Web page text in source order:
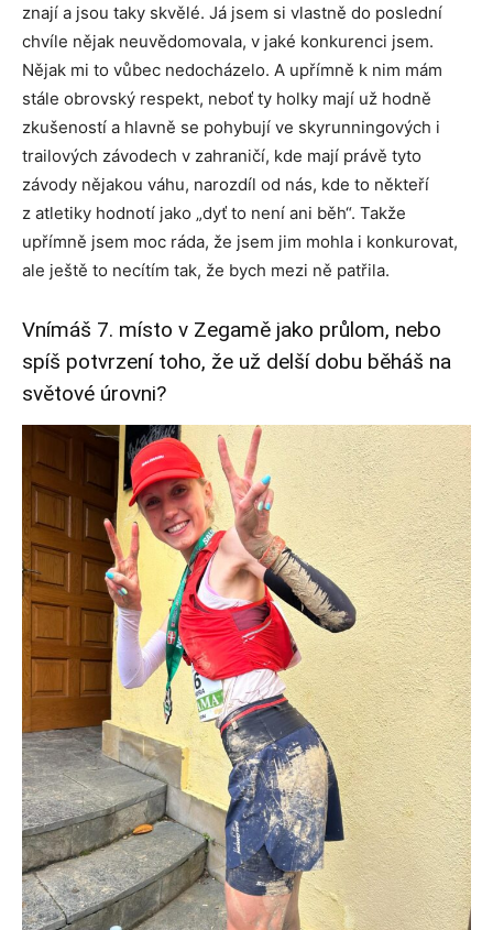
znají a jsou taky skvělé. Já jsem si vlastně do poslední
chvíle nějak neuvědomovala, v jaké konkurenci jsem.
Nějak mi to vůbec nedocházelo. A upřímně k nim mám
stále obrovský respekt, neboť ty holky mají už hodně
zkušeností a hlavně se pohybují ve skyrunningových i
trailových závodech v zahraničí, kde mají právě tyto
závody nějakou váhu, narozdíl od nás, kde to někteří
z atletiky hodnotí jako „dyť to není ani běh“. Takže
upřímně jsem moc ráda, že jsem jim mohla i konkurovat,
ale ještě to necítím tak, že bych mezi ně patřila.
Vnímáš 7. místo v Zegamě jako průlom, nebo
spíš potvrzení toho, že už delší dobu běháš na
světové úrovni?